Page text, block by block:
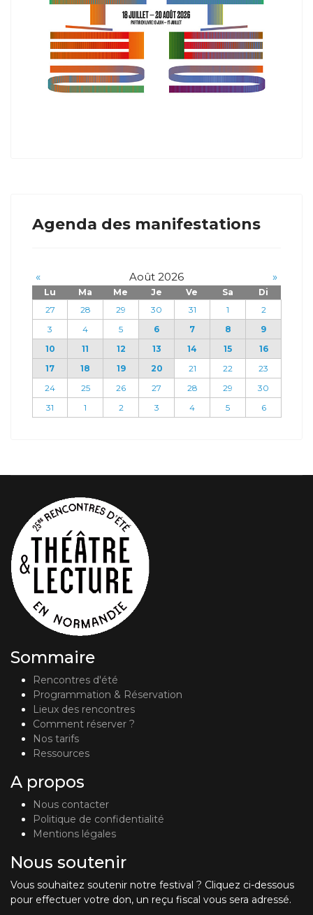
Agenda des manifestations
« Août 2026 »
Lu Ma Me Je Ve Sa
Di
27
28 29 30 31 1
2
3
4 5 6 7 8
9
10
11 12 13 14 15
16
17
18 19 20 21 22
23
24
25 26 27 28 29
30
31
1 2 3 4 5 6
Sommaire
Rencontres d'été
Programmation & Réservation
Lieux des rencontres
Comment réserver ?
Nos tarifs
Ressources
A propos
Nous contacter
Politique de confidentialité
Mentions légales
Nous soutenir
Vous souhaitez soutenir notre festival ? Cliquez ci-dessous
pour effectuer votre don, un reçu fiscal vous sera adressé.